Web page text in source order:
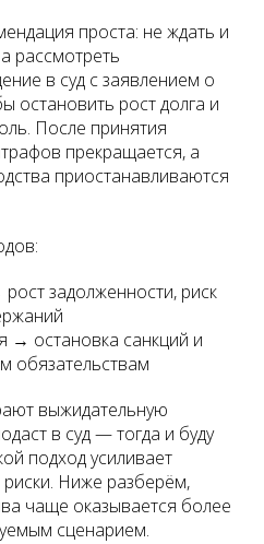
проста: не ждать и
рассмотреть
в суд с заявлением о
остановить рост долга и
После принятия
прекращается, а
приостанавливаются
задолженности, риск
→ остановка санкций и
обязательствам
выжидательную
в суд — тогда и буду
подход усиливает
Ниже разберём,
чаще оказывается более
сценарием.